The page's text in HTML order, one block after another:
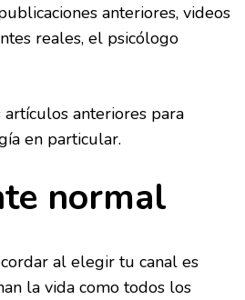
anteriores, videos
reales, el psicólogo
anteriores para
en particular.
normal
al elegir tu canal es
la vida como todos los